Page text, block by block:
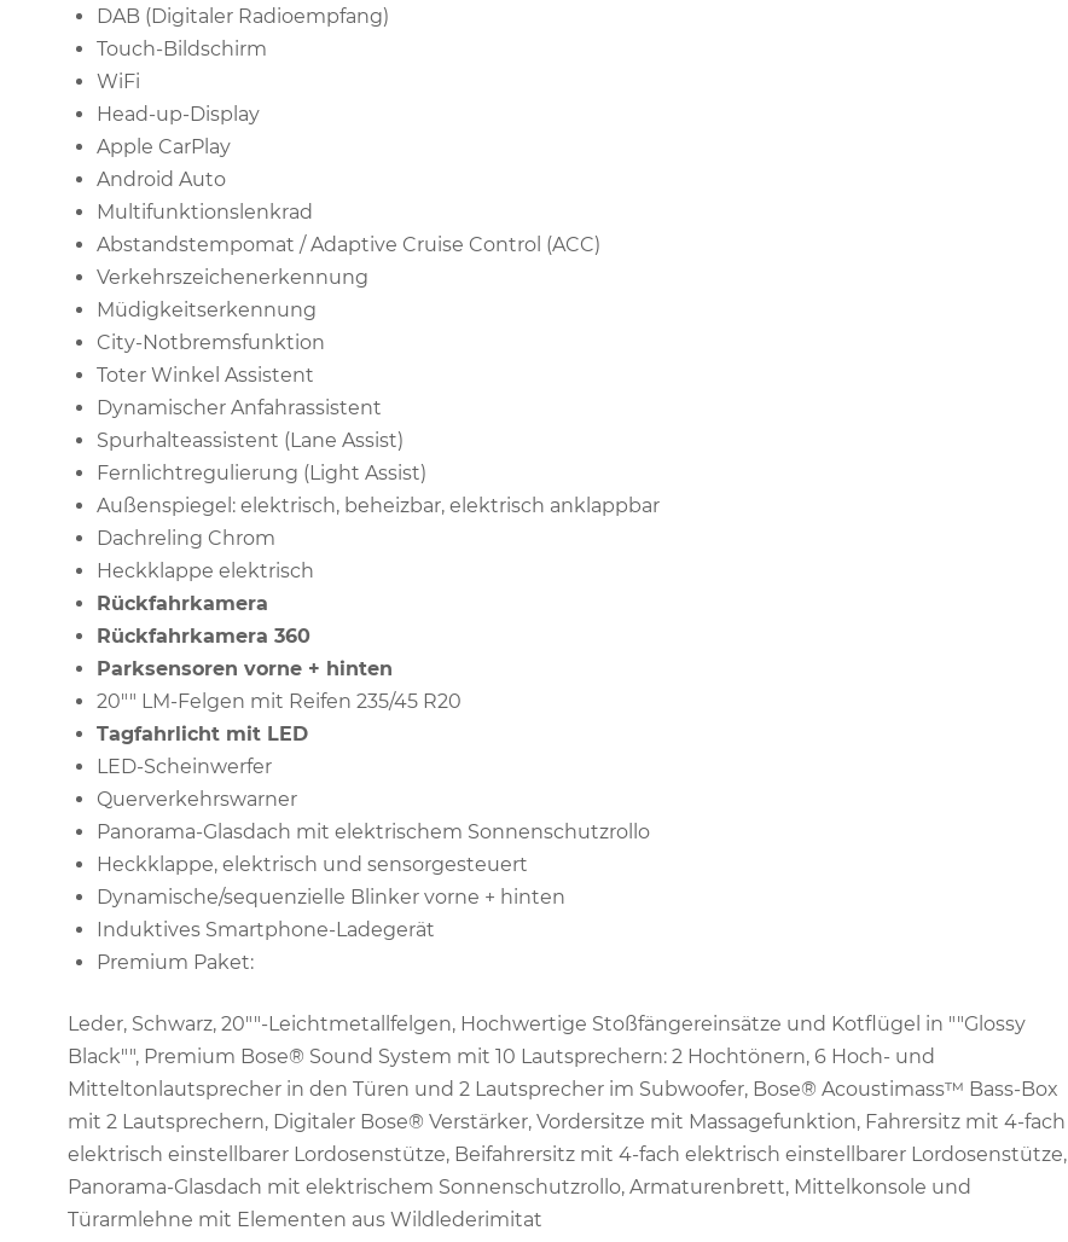
DAB (Digitaler Radioempfang)
Touch-Bildschirm
WiFi
Head-up-Display
Apple CarPlay
Android Auto
Multifunktionslenkrad
Abstandstempomat / Adaptive Cruise Control (ACC)
Verkehrszeichenerkennung
Müdigkeitserkennung
City-Notbremsfunktion
Toter Winkel Assistent
Dynamischer Anfahrassistent
Spurhalteassistent (Lane Assist)
Fernlichtregulierung (Light Assist)
Außenspiegel: elektrisch, beheizbar, elektrisch anklappbar
Dachreling Chrom
Heckklappe elektrisch
Rückfahrkamera
Rückfahrkamera 360
Parksensoren vorne + hinten
20"" LM-Felgen mit Reifen 235/45 R20
Tagfahrlicht mit LED
LED-Scheinwerfer
Querverkehrswarner
Panorama-Glasdach mit elektrischem Sonnenschutzrollo
Heckklappe, elektrisch und sensorgesteuert
Dynamische/sequenzielle Blinker vorne + hinten
Induktives Smartphone-Ladegerät
Premium Paket:
Leder, Schwarz, 20""-Leichtmetallfelgen, Hochwertige Stoßfängereinsätze und Kotflügel in ""Glossy
Black"", Premium Bose® Sound System mit 10 Lautsprechern: 2 Hochtönern, 6 Hoch- und
Mitteltonlautsprecher in den Türen und 2 Lautsprecher im Subwoofer, Bose® Acoustimass™ Bass-Box
mit 2 Lautsprechern, Digitaler Bose® Verstärker, Vordersitze mit Massagefunktion, Fahrersitz mit 4-fach
elektrisch einstellbarer Lordosenstütze, Beifahrersitz mit 4-fach elektrisch einstellbarer Lordosenstütze,
Panorama-Glasdach mit elektrischem Sonnenschutzrollo, Armaturenbrett, Mittelkonsole und
Türarmlehne mit Elementen aus Wildlederimitat